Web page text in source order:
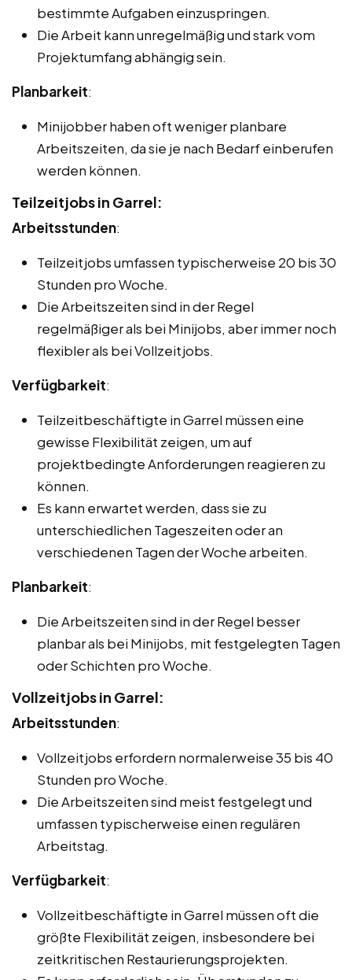
bestimmte Aufgaben einzuspringen.
Die Arbeit kann unregelmäßig und stark vom
Projektumfang abhängig sein.
Planbarkeit:
Minijobber haben oft weniger planbare
Arbeitszeiten, da sie je nach Bedarf einberufen
werden können.
Teilzeitjobs in Garrel:
Arbeitsstunden:
Teilzeitjobs umfassen typischerweise 20 bis 30
Stunden pro Woche.
Die Arbeitszeiten sind in der Regel
regelmäßiger als bei Minijobs, aber immer noch
flexibler als bei Vollzeitjobs.
Verfügbarkeit:
Teilzeitbeschäftigte in Garrel müssen eine
gewisse Flexibilität zeigen, um auf
projektbedingte Anforderungen reagieren zu
können.
Es kann erwartet werden, dass sie zu
unterschiedlichen Tageszeiten oder an
verschiedenen Tagen der Woche arbeiten.
Planbarkeit:
Die Arbeitszeiten sind in der Regel besser
planbar als bei Minijobs, mit festgelegten Tagen
oder Schichten pro Woche.
Vollzeitjobs in Garrel:
Arbeitsstunden:
Vollzeitjobs erfordern normalerweise 35 bis 40
Stunden pro Woche.
Die Arbeitszeiten sind meist festgelegt und
umfassen typischerweise einen regulären
Arbeitstag.
Verfügbarkeit:
Vollzeitbeschäftigte in Garrel müssen oft die
größte Flexibilität zeigen, insbesondere bei
zeitkritischen Restaurierungsprojekten.